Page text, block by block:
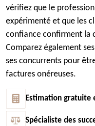
vérifiez que le
expérimenté et que les
confiance confirment la
Comparez également
ses concurrents pour
factures onéreuses.
Estimation gratuite
Spécialiste des